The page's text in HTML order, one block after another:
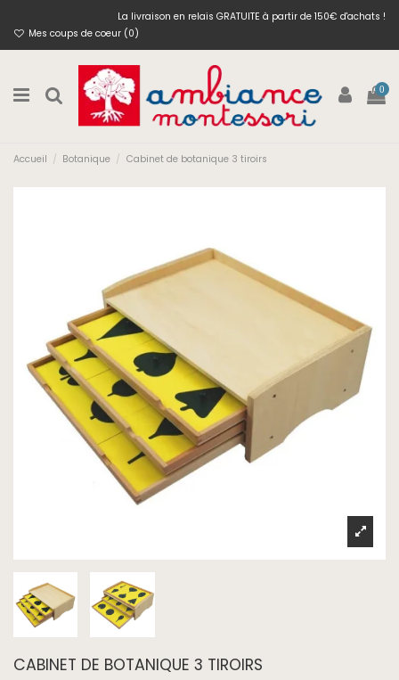
La livraison en relais GRATUITE à partir de 150€ d'achats !
Mes coups de coeur (0)
0
Accueil Botanique Cabinet de botanique 3 tiroirs
CABINET DE BOTANIQUE 3 TIROIRS